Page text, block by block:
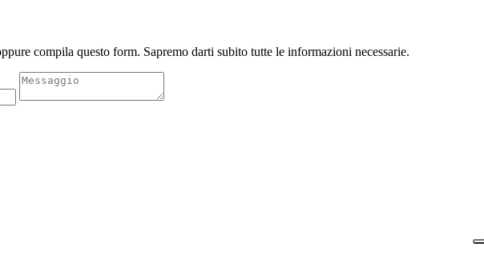
compila questo form. Sapremo darti subito tutte le informazioni necessarie.